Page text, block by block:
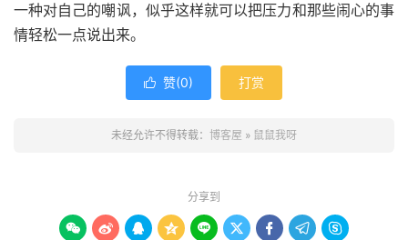
一种对自己的嘲讽，似乎这样就可以把压力和那些闹心的事
情轻松一点说出来。
 赞(0) 打赏
未经允许不得转载： 博客屋 » 鼠鼠我呀
分享到
        